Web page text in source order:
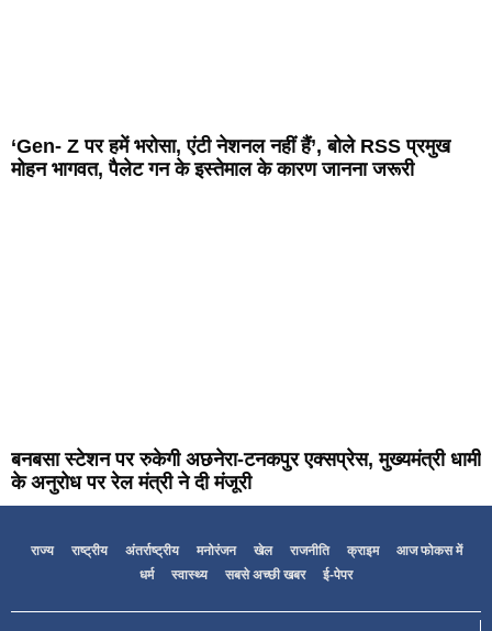
‘Gen- Z पर हमें भरोसा, एंटी नेशनल नहीं हैं’, बोले RSS प्रमुख
मोहन भागवत, पैलेट गन के इस्तेमाल के कारण जानना जरूरी
बनबसा स्टेशन पर रुकेगी अछनेरा-टनकपुर एक्सप्रेस, मुख्यमंत्री धामी
के अनुरोध पर रेल मंत्री ने दी मंजूरी
राज्य राष्ट्रीय अंतर्राष्ट्रीय मनोरंजन खेल राजनीति क्राइम
आज फोकस में
धर्म
स्वास्थ्य सबसे अच्छी खबर ई-पेपर